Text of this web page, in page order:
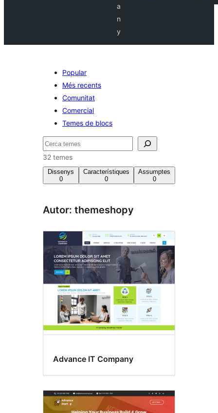
a
n
y
Popular
Més recents
Comunitat
Comercial
Temes de blocs
Cerca
32 temes
Dissenys
0
Característiques
0
Assumptes
0
Autor: themeshopy
Advance IT Company